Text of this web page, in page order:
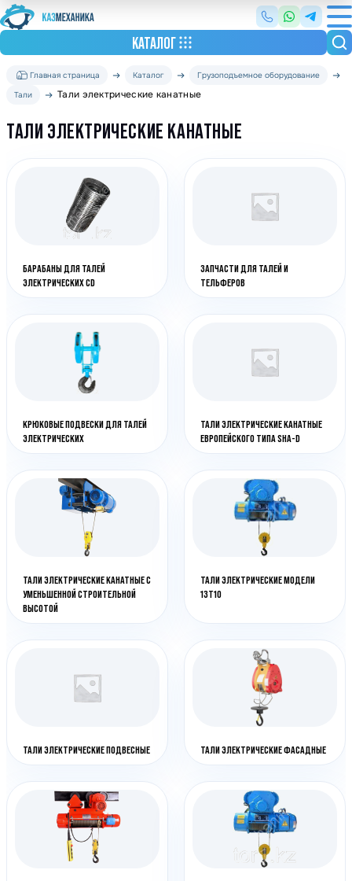
КАТАЛОГ
Главная страница Каталог
Грузоподъемное оборудование
Тали
Тали электрические канатные
ТАЛИ ЭЛЕКТРИЧЕСКИЕ КАНАТНЫЕ
БАРАБАНЫ ДЛЯ ТАЛЕЙ
ЭЛЕКТРИЧЕСКИХ CD
ЗАПЧАСТИ ДЛЯ ТАЛЕЙ И
ТЕЛЬФЕРОВ
КРЮКОВЫЕ ПОДВЕСКИ ДЛЯ ТАЛЕЙ
ЭЛЕКТРИЧЕСКИХ
ТАЛИ ЭЛЕКТРИЧЕСКИЕ КАНАТНЫЕ
ЕВРОПЕЙСКОГО ТИПА SHA-D
ТАЛИ ЭЛЕКТРИЧЕСКИЕ КАНАТНЫЕ С
УМЕНЬШЕННОЙ СТРОИТЕЛЬНОЙ
ВЫСОТОЙ
ТАЛИ ЭЛЕКТРИЧЕСКИЕ МОДЕЛИ
13Т10
ТАЛИ ЭЛЕКТРИЧЕСКИЕ ПОДВЕСНЫЕ ТАЛИ ЭЛЕКТРИЧЕСКИЕ ФАСАДНЫЕ